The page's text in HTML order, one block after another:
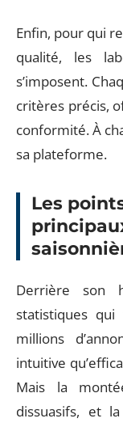
Enfin, pour qui
qualité, les
s’imposent.
critères précis,
conformité. À
sa plateforme.
Les
Derrière son
statistiques
millions
intuitive
Mais la
dissuasifs, et